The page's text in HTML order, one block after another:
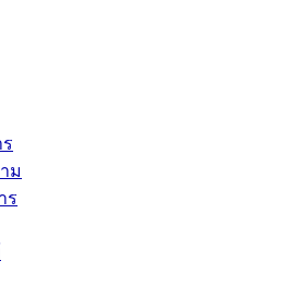
ม
ร